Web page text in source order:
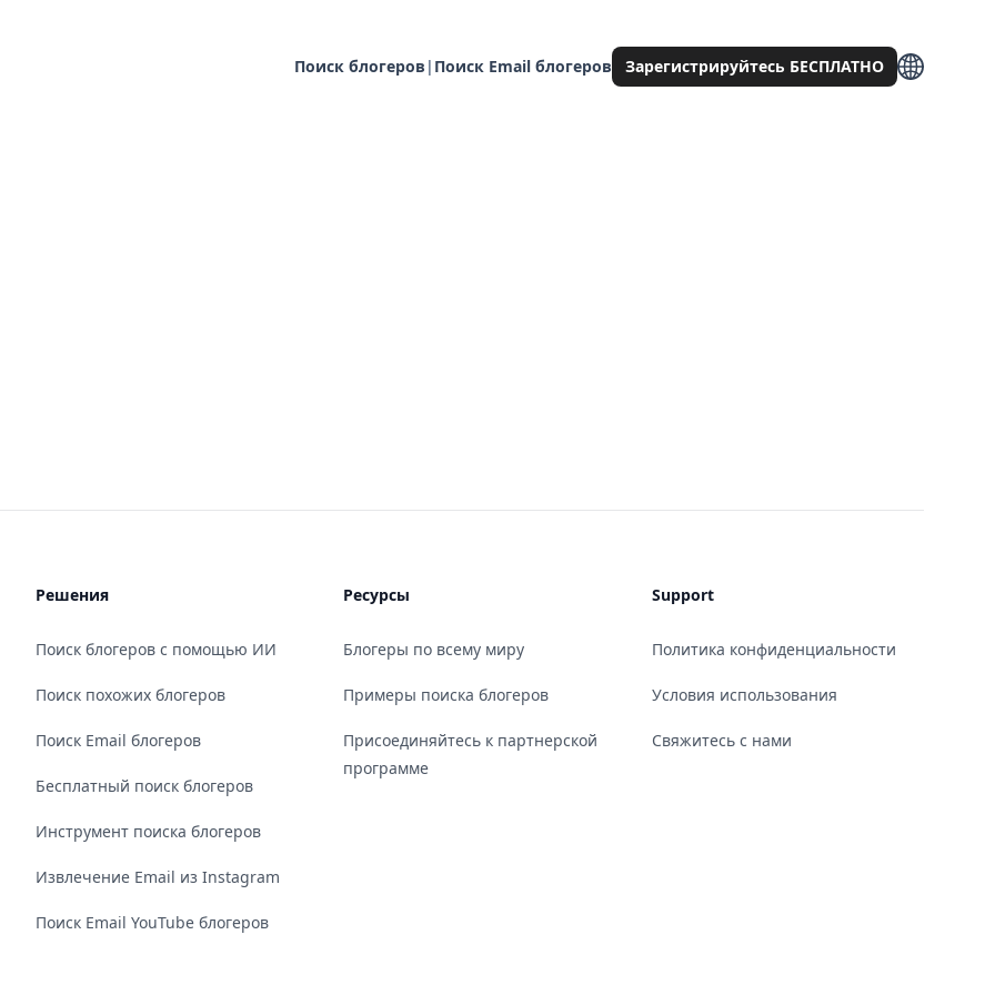
Поиск блогеров | Поиск Email блогеров Зарегистрируйтесь БЕСПЛАТНО
Решения
Поиск блогеров с помощью ИИ
Поиск похожих блогеров
Поиск Email блогеров
Бесплатный поиск блогеров
Инструмент поиска блогеров
Извлечение Email из Instagram
Поиск Email YouTube блогеров
Ресурсы
Блогеры по всему миру
Примеры поиска блогеров
Присоединяйтесь к партнерской
программе
Support
Политика конфиденциальности
Условия использования
Свяжитесь с нами